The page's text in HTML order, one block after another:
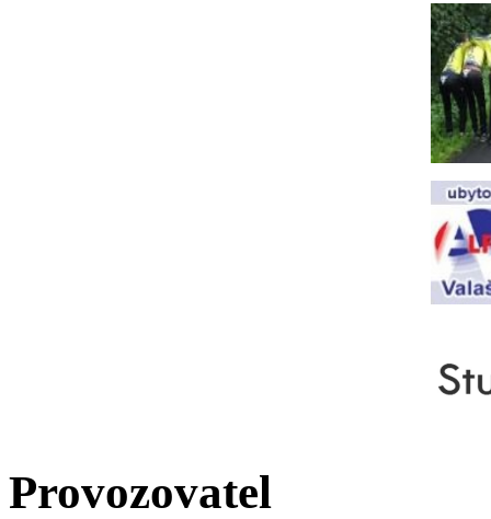
Provozovatel